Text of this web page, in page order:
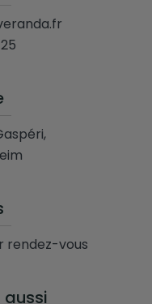
rendez-vous
aussi